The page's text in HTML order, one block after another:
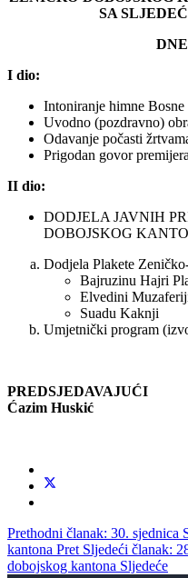
SA
I dio:
Intoniranje himne
Uvodno (pozdravno)
Odavanje počasti
Prigodan govor
II dio:
DODJELA JAVNIH
DOBOJSKOG
Dodjela Plakete
Bajruzinu Hajri
Elvedini
Suadu Kaknji
Umjetnički program
PREDSJEDAVAJUĆI
Ćazim Huskić
Prethodni članak: 30. sjednica
kantona Pret Sljedeći članak:
dobojskog kantona Sljedeće